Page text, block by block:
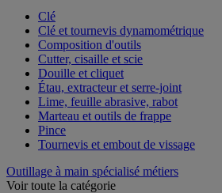
Clé
Clé et tournevis dynamométrique
Composition d'outils
Cutter, cisaille et scie
Douille et cliquet
Étau, extracteur et serre-joint
Lime, feuille abrasive, rabot
Marteau et outils de frappe
Pince
Tournevis et embout de vissage
Outillage à main spécialisé métiers
Voir toute la catégorie